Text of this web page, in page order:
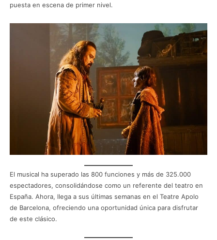
puesta en escena de primer nivel.
El musical ha superado las 800 funciones y más de 325.000
espectadores, consolidándose como un referente del teatro en
España. Ahora, llega a sus últimas semanas en el Teatre Apolo
de Barcelona, ofreciendo una oportunidad única para disfrutar
de este clásico.